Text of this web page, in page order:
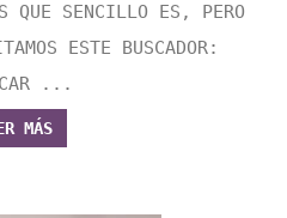
QUE SENCILLO ES, PERO
ESTE BUSCADOR:
...
MÁS